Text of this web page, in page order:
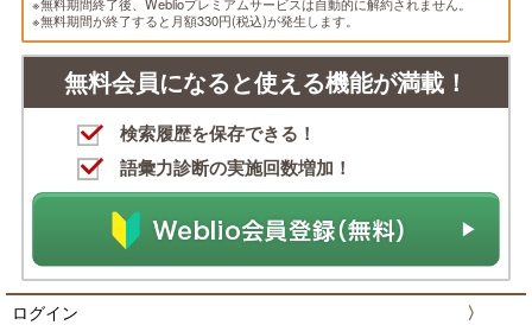
※無料期間が終了すると月額330円(税込)が発生します。
無料会員になると使える機能が満載！
検索履歴を保存できる！
語彙力診断の実施回数増加！
ログイン 〉